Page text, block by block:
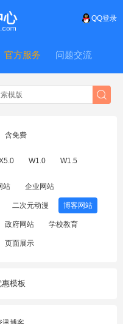
QQ登录
官方服务 问题交流
含免费
W1.0 W1.5
站 企业网站
二次元动漫 博客网站
政府网站 学校教育
页面展示
惠模板